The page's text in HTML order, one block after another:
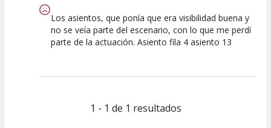
Espectáculo
Los asientos, que ponía que era visibilidad buena y
no se veía parte del escenario, con lo que me perdí
parte de la actuación. Asiento fila 4 asiento 13
1 - 1 de 1 resultados